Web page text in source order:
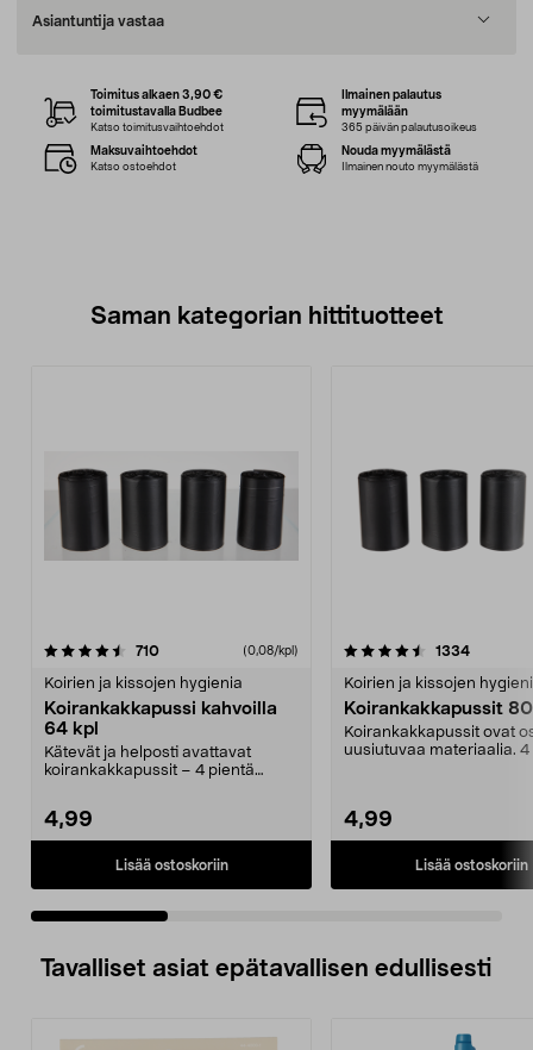
Asiantuntija vastaa
Toimitus alkaen 3,90 €
toimitustavalla Budbee
Katso toimitusvaihtoehdot
Ilmainen palautus
myymälään
365 päivän palautusoikeus
Maksuvaihtoehdot
Katso ostoehdot
Nouda myymälästä
Ilmainen nouto myymälästä
Saman kategorian hittituotteet
710arvostelut (0,08/kpl)
Koirien ja kissojen hygienia
Koirankakkapussi kahvoilla
64 kpl
Kätevät ja helposti avattavat
koirankakkapussit – 4 pientä
4,99
Lisää ostoskoriin
4.5 viidestä
1334
Koirien ja kissojen
Koirankakkapussit
Koirankakkapussit ovat
uusiutuvaa materiaalia. 4
4,99
Lisää ostoskoriin
4.0 viidestä
Tavalliset asiat epätavallisen edullisesti